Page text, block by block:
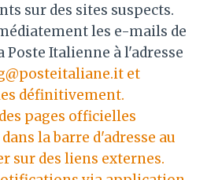
sur des sites suspects.
les e-mails de
Poste Italienne à l'adresse
et
définitivement.
pages officielles
la barre d'adresse au
sur des liens externes.